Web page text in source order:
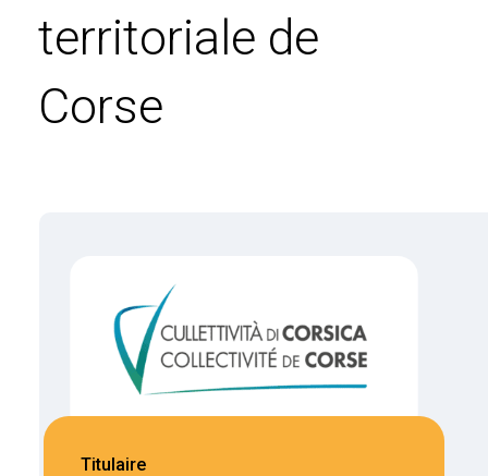
territoriale de
Corse
Titulaire